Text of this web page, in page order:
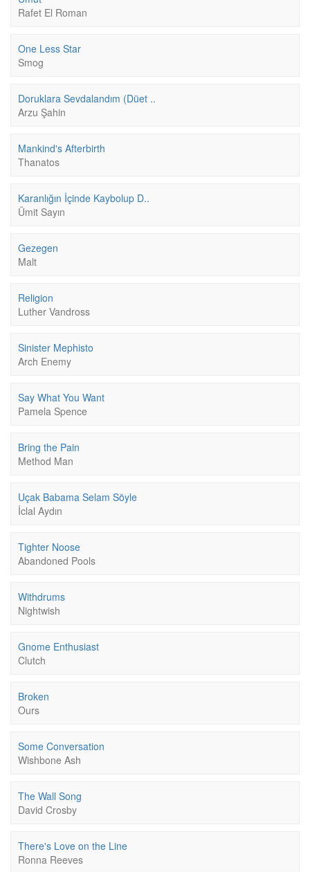
Rafet El Roman
One Less Star
Smog
Doruklara Sevdalandım (Düet ..
Arzu Şahin
Mankind's Afterbirth
Thanatos
Karanlığın İçinde Kaybolup D..
Ümit Sayın
Gezegen
Malt
Religion
Luther Vandross
Sinister Mephisto
Arch Enemy
Say What You Want
Pamela Spence
Bring the Pain
Method Man
Uçak Babama Selam Söyle
İclal Aydın
Tighter Noose
Abandoned Pools
Withdrums
Nightwish
Gnome Enthusiast
Clutch
Broken
Ours
Some Conversation
Wishbone Ash
The Wall Song
David Crosby
There's Love on the Line
Ronna Reeves